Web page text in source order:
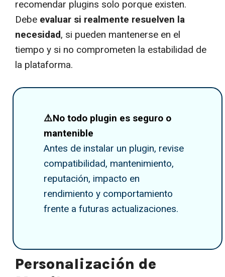
recomendar plugins solo porque existen.
Debe evaluar si realmente resuelven la
necesidad, si pueden mantenerse en el
tiempo y si no comprometen la estabilidad de
la plataforma.
⚠️No todo plugin es seguro o
mantenible
Antes de instalar un plugin, revise
compatibilidad, mantenimiento,
reputación, impacto en
rendimiento y comportamiento
frente a futuras actualizaciones.
Personalización de